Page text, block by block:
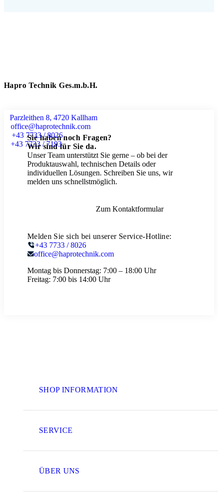
Hapro Technik Ges.m.b.H.
Parzleithen 8, 4720 Kallham
office@haprotechnik.com
+43 7733 / 8026
+43 7733 / 7193
Sie haben noch Fragen?
Wir sind für Sie da.
Unser Team unterstützt Sie gerne – ob bei der
Produktauswahl, technischen Details oder
individuellen Lösungen. Schreiben Sie uns, wir
melden uns schnellstmöglich.
Zum Kontaktformular
Melden Sie sich bei unserer Service-Hotline:
+43 7733 / 8026
office@haprotechnik.com
Montag bis Donnerstag: 7:00 – 18:00 Uhr
Freitag: 7:00 bis 14:00 Uhr
SHOP INFORMATION
SERVICE
ÜBER UNS